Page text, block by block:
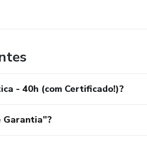
- 40h (com Certificado!)?
Garantia”?